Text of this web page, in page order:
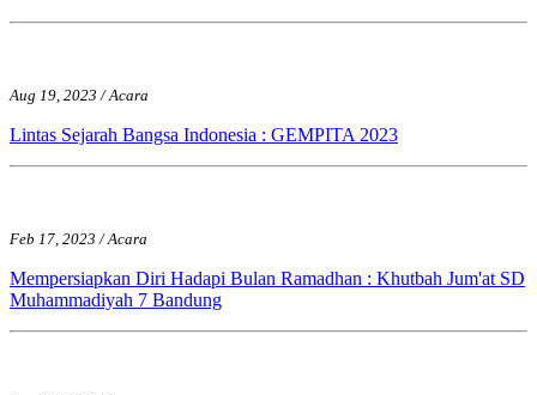
Aug 19, 2023 / Acara
Lintas Sejarah Bangsa Indonesia : GEMPITA 2023
Feb 17, 2023 / Acara
Mempersiapkan Diri Hadapi Bulan Ramadhan : Khutbah Jum'at SD
Muhammadiyah 7 Bandung